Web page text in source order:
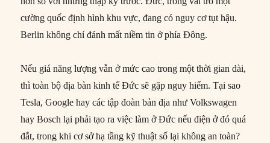
cường quốc định hình khu vực, đang có nguy cơ tụt hậu.
Berlin không chỉ đánh mất niềm tin ở phía Đông.
Nếu giá năng lượng vẫn ở mức cao trong một thời gian dài,
thì toàn bộ địa bàn kinh tế Đức sẽ gặp nguy hiểm. Tại sao
Tesla, Google hay các tập đoàn bản địa như Volkswagen
hay Bosch lại phải tạo ra việc làm ở Đức nếu điện ở đó quá
đắt, trong khi cơ sở hạ tầng kỹ thuật số lại không an toàn?